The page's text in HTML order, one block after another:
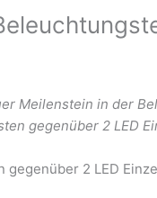
Meilenstein in der
gegenüber 2 LED
gegenüber 2 LED